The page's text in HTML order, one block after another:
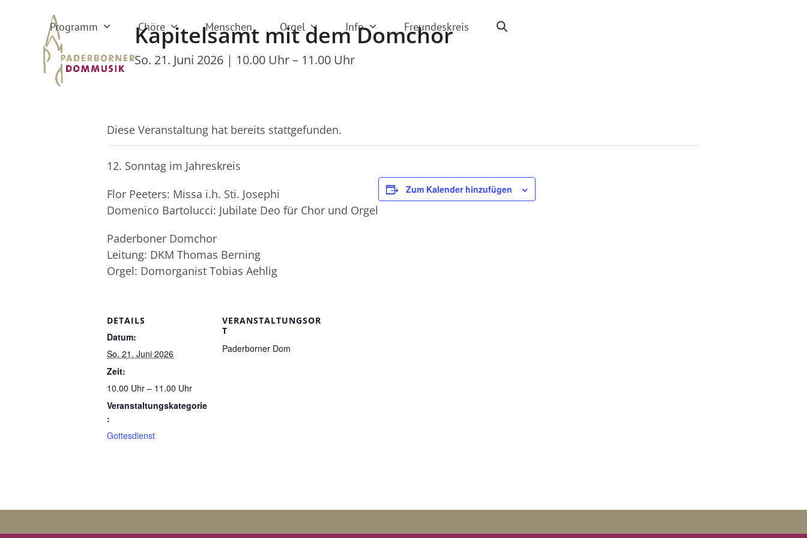
Programm Chöre Menschen Orgel Info Freundeskreis
Kapitelsamt mit dem Domchor
So. 21. Juni 2026 | 10.00 Uhr– 11.00 Uhr
Diese Veranstaltung hat bereits stattgefunden.
12. Sonntag im Jahreskreis
Flor Peeters: Missa i.h. Sti. Josephi
Domenico Bartolucci: Jubilate Deo für Chor und Orgel
Paderboner Domchor
Leitung: DKM Thomas Berning
Orgel: Domorganist Tobias Aehlig
Zum Kalender hinzufügen
DETAILS
Datum:
So. 21. Juni 2026
Zeit:
10.00 Uhr – 11.00 Uhr
Veranstaltungskategorie
:
Gottesdienst
VERANSTALTUNGSOR
T
Paderborner Dom